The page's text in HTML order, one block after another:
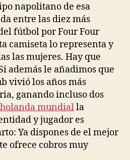
napolitano de esa
entre las diez más
fútbol por Four Four
camiseta lo representa y
las mujeres. Hay que
además le añadimos que
vivió los años más
ganando incluso dos
mundialla
y jugador es
Ya dispones de el mejor
ofrece cobros muy